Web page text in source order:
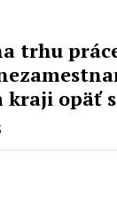
trhu
kraji opäť